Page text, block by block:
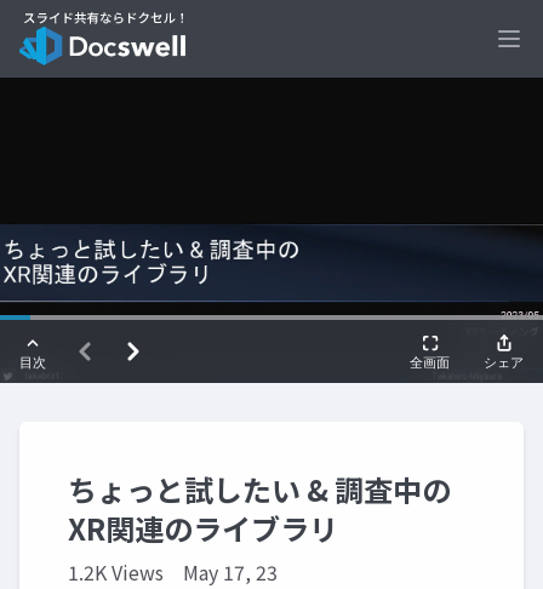
ちょっと試したい & 調査中の
XR関連のライブラリ
1.2K Views May 17, 23